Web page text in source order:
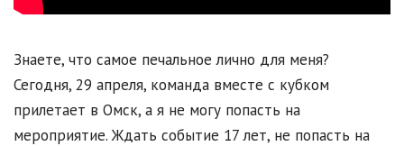
Знаете, что самое печальное лично для меня?
Сегодня, 29 апреля, команда вместе с кубком
прилетает в Омск, а я не могу попасть на
мероприятие. Ждать событие 17 лет, не попасть на